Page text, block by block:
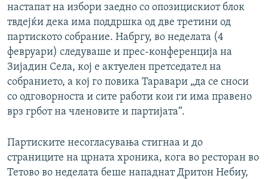
настапат на избори заедно со опозицискиот блок
твдејќи дека има поддршка од две третини од
партиското собрание. Набргу, во неделата (4
февруари) следуваше и прес-конференција на
Зијадин Села, кој е актуелен претседател на
собранието, а кој го повика Таравари „да се сноси
со одговорноста и сите работи кои ги има правено
врз грбот на членовите и партијата“.
Партиските несогласувања стигнаа и до
страниците на црната хроника, кога во ресторан во
Тетово во неделата беше нападнат Дритон Небиу,